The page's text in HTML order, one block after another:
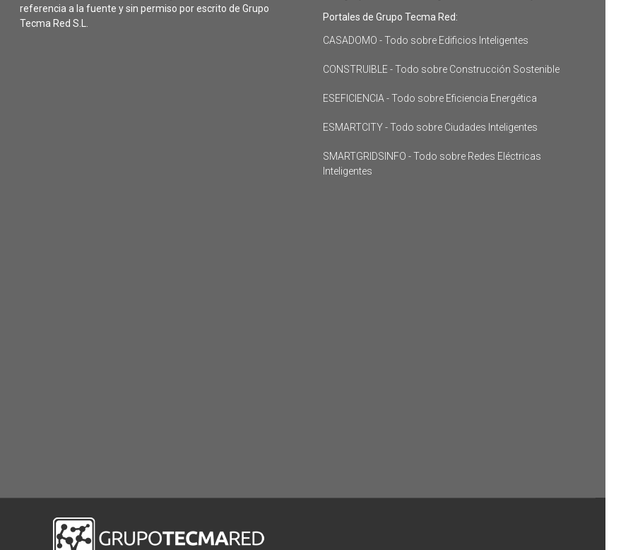
referencia a la fuente y sin permiso por escrito de Grupo
Tecma Red S.L.
Portales de Grupo Tecma Red:
CASADOMO - Todo sobre Edificios Inteligentes
CONSTRUIBLE - Todo sobre Construcción Sostenible
ESEFICIENCIA - Todo sobre Eficiencia Energética
ESMARTCITY - Todo sobre Ciudades Inteligentes
SMARTGRIDSINFO - Todo sobre Redes Eléctricas
Inteligentes